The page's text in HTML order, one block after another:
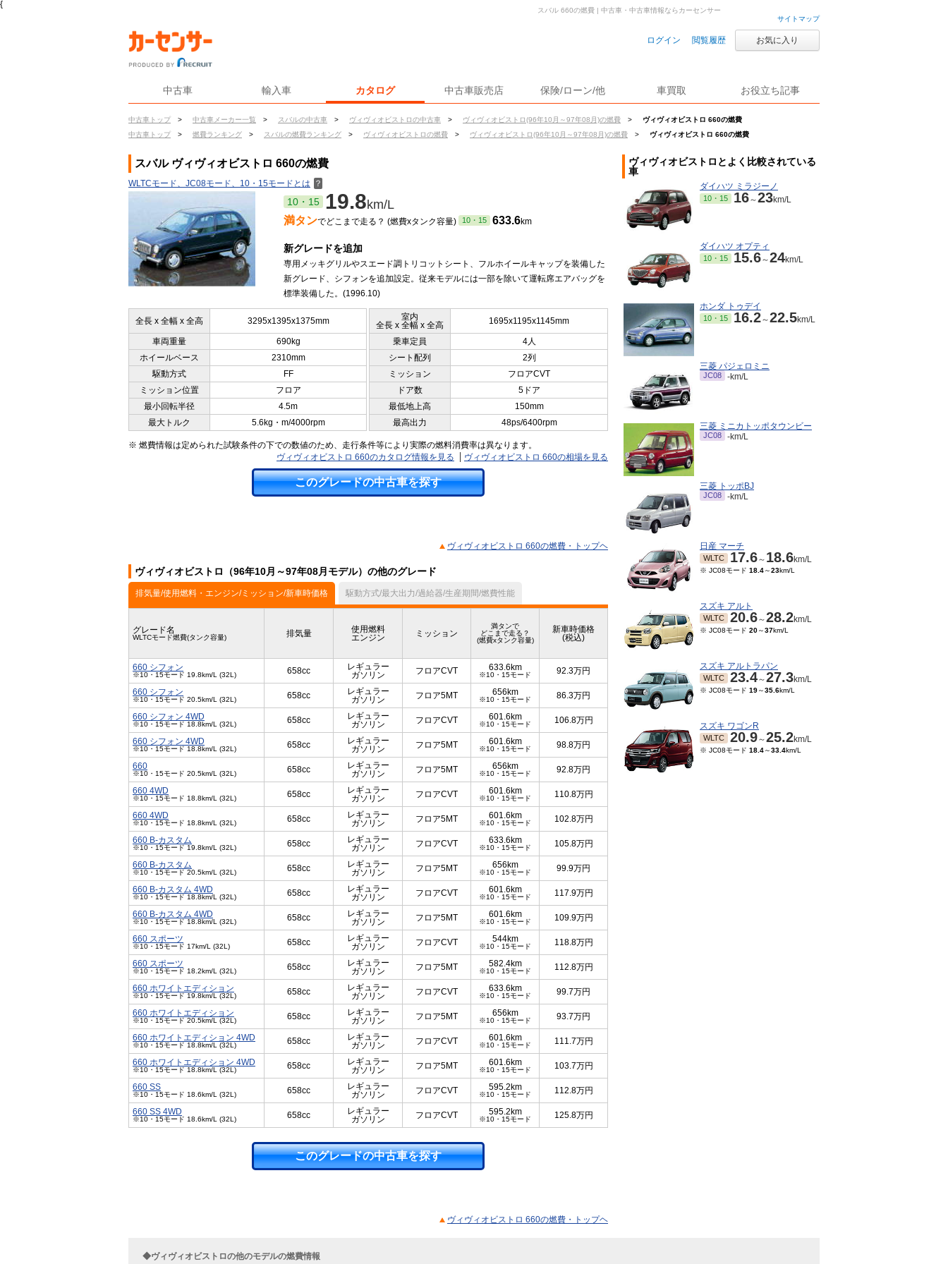
{
サイトマップ
ログイン 閲覧履歴 お気に入り
中古車 輸入車 カタログ 中古車販売店 保険/ローン/他 車買取 お役立ち記事
中古車トップ > 中古車メーカー一覧 > スバルの中古車 > ヴィヴィオビストロの中古車 > ヴィヴィオビストロ(96年10月～97年08月)の燃費 >
ヴィヴィオビストロ 660の燃費
中古車トップ
> 燃費ランキング > スバルの燃費ランキング > ヴィヴィオビストロの燃費 > ヴィヴィオビストロ(96年10月～97年08月)の燃費 > ヴィヴィオビストロ 660の燃費
スバル 660の燃費 | 中古車・中古車情報ならカーセンサー
スバル ヴィヴィオビストロ 660の燃費
WLTCモード、JC08モード、10・15モードとは ？
10・15 19.8km/L
満タンでどこまで走る？ (燃費xタンク容量) 10・15 633.6km
新グレードを追加
専用メッキグリルやスエード調トリコットシート、フルホイールキャップを装備した
新グレード、シフォンを追加設定。従来モデルには一部を除いて運転席エアバッグを
標準装備した。(1996.10)
全長 x 全幅 x 全高 3295x1395x1375mm
室内
全長 x 全幅 x 全高
1695x1195x1145mm
車両重量 690kg 乗車定員
4人
ホイールベース
2310mm シート配列
2列
駆動方式
FF ミッション
フロアCVT
ミッション位置
フロア ドア数
5ドア
最小回転半径
4.5m 最低地上高
150mm
最大トルク
5.6kg・m/4000rpm 最高出力 48ps/6400rpm
※ 燃費情報は定められた試験条件の下での数値のため、走行条件等により実際の燃料消費率は異なります。
ヴィヴィオビストロ 660のカタログ情報を見る
ヴィヴィオビストロ 660の相場を見る
このグレードの中古車を探す
ヴィヴィオビストロ 660の燃費・トップヘ
ヴィヴィオビストロ（96年10月～97年08月モデル）の他のグレード
排気量/使用燃料・エンジン/ミッション/新車時価格 駆動方式/最大出力/過給器/生産期間/燃費性能
グレード名
WLTCモード燃費(タンク容量) 排気量
使用燃料
エンジン
ミッション
満タンで
どこまで走る？
(燃費xタンク容量)
新車時価格
(税込)
660 シフォン
※10・15モード 19.8km/L (32L) 658cc
レギュラー
ガソリン
フロアCVT 633.6km
※10・15モード 92.3万円
660 シフォン
※10・15モード 20.5km/L (32L) 658cc
レギュラー
ガソリン
フロア5MT 656km
※10・15モード 86.3万円
660 シフォン 4WD
※10・15モード 18.8km/L (32L) 658cc
レギュラー
ガソリン
フロアCVT 601.6km
※10・15モード 106.8万円
660 シフォン 4WD
※10・15モード 18.8km/L (32L) 658cc
レギュラー
ガソリン
フロア5MT 601.6km
※10・15モード 98.8万円
660
※10・15モード 20.5km/L (32L) 658cc
レギュラー
ガソリン
フロア5MT 656km
※10・15モード 92.8万円
660 4WD
※10・15モード 18.8km/L (32L) 658cc
レギュラー
ガソリン
フロアCVT 601.6km
※10・15モード 110.8万円
660 4WD
※10・15モード 18.8km/L (32L) 658cc
レギュラー
ガソリン
フロア5MT 601.6km
※10・15モード 102.8万円
660 B-カスタム
※10・15モード 19.8km/L (32L) 658cc
レギュラー
ガソリン
フロアCVT 633.6km
※10・15モード 105.8万円
660 B-カスタム
※10・15モード 20.5km/L (32L) 658cc
レギュラー
ガソリン
フロア5MT 656km
※10・15モード 99.9万円
660 B-カスタム 4WD
※10・15モード 18.8km/L (32L) 658cc
レギュラー
ガソリン
フロアCVT 601.6km
※10・15モード 117.9万円
660 B-カスタム 4WD
※10・15モード 18.8km/L (32L) 658cc
レギュラー
ガソリン
フロア5MT 601.6km
※10・15モード 109.9万円
660 スポーツ
※10・15モード 17km/L (32L) 658cc
レギュラー
ガソリン
フロアCVT 544km
※10・15モード 118.8万円
660 スポーツ
※10・15モード 18.2km/L (32L) 658cc
レギュラー
ガソリン
フロア5MT 582.4km
※10・15モード 112.8万円
660 ホワイトエディション
※10・15モード 19.8km/L (32L) 658cc
レギュラー
ガソリン
フロアCVT 633.6km
※10・15モード 99.7万円
660 ホワイトエディション
※10・15モード 20.5km/L (32L) 658cc
レギュラー
ガソリン
フロア5MT 656km
※10・15モード 93.7万円
660 ホワイトエディション 4WD
※10・15モード 18.8km/L (32L) 658cc
レギュラー
ガソリン
フロアCVT 601.6km
※10・15モード 111.7万円
660 ホワイトエディション 4WD
※10・15モード 18.8km/L (32L) 658cc
レギュラー
ガソリン
フロア5MT 601.6km
※10・15モード 103.7万円
660 SS
※10・15モード 18.6km/L (32L) 658cc
レギュラー
ガソリン
フロアCVT 595.2km
※10・15モード 112.8万円
660 SS 4WD
※10・15モード 18.6km/L (32L) 658cc
レギュラー
ガソリン
フロアCVT 595.2km
※10・15モード 125.8万円
このグレードの中古車を探す
ヴィヴィオビストロ 660の燃費・トップヘ
ヴィヴィオビストロとよく比較されている
車
ダイハツ ミラジーノ
10・15 16～23km/L
ダイハツ オプティ
10・15 15.6～24km/L
ホンダ トゥデイ
10・15 16.2～22.5km/L
三菱 パジェロミニ
JC08 -km/L
三菱 ミニカトッポタウンビー
JC08 -km/L
三菱 トッポBJ
JC08 -km/L
日産 マーチ
WLTC 17.6～ 18.6km/L
※ JC08モード 18.4～23km/L
スズキ アルト
WLTC 20.6～28.2km/L
※ JC08モード 20～37km/L
スズキ アルトラパン
WLTC 23.4～27.3km/L
※ JC08モード 19～35.6km/L
スズキ ワゴンR
WLTC 20.9～25.2km/L
※ JC08モード 18.4～33.4km/L
◆ヴィヴィオビストロの他のモデルの燃費情報